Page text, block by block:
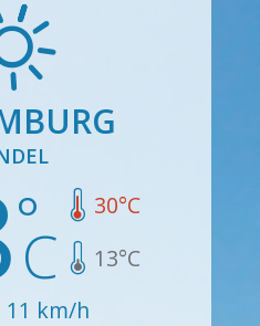
30°C
13°C
11 km/h